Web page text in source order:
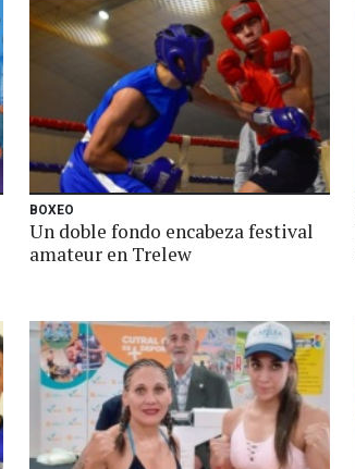
BOXEO
Un doble fondo encabeza festival
amateur en Trelew